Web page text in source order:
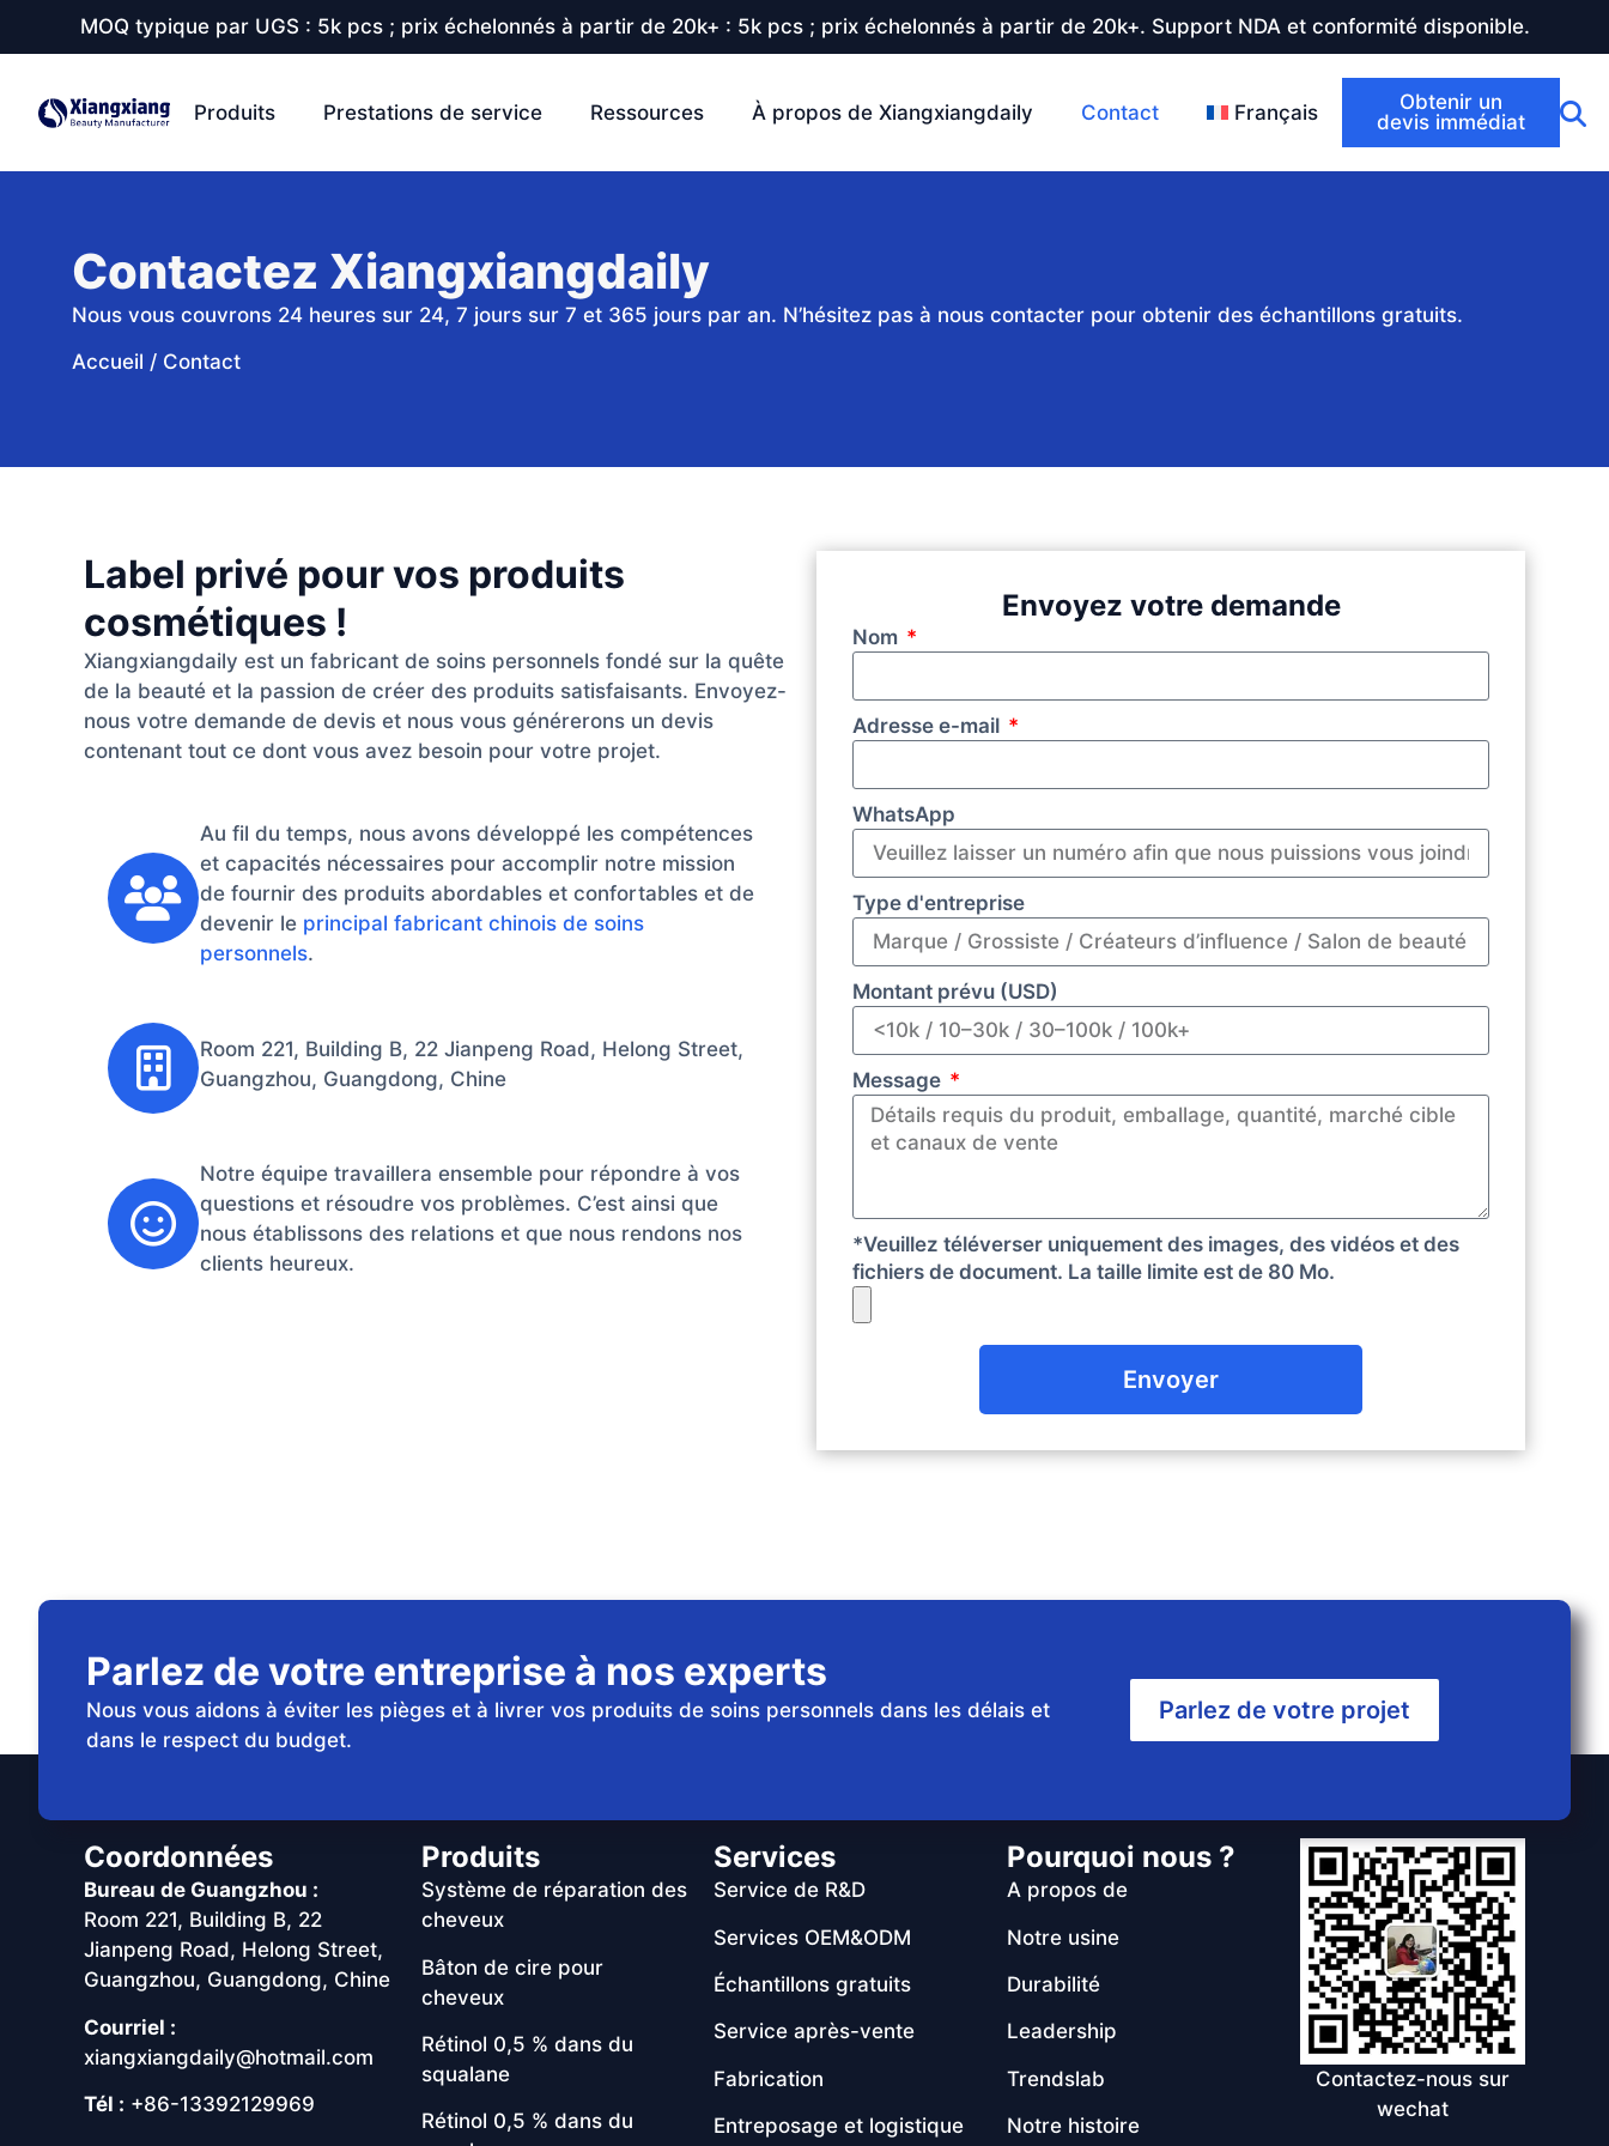
MOQ typique par UGS : 5k pcs ; prix échelonnés à partir de 20k+ : 5k pcs ; prix échelonnés à partir de 20k+. Support NDA et conformité disponible.
Produits Prestations de service Ressources À propos de Xiangxiangdaily Contact Français
Obtenir un
devis immédiat
Contactez Xiangxiangdaily
Nous vous couvrons 24 heures sur 24, 7 jours sur 7 et 365 jours par an. N’hésitez pas à nous contacter pour obtenir des échantillons gratuits.
Accueil / Contact
Label privé pour vos produits
cosmétiques !
Xiangxiangdaily est un fabricant de soins personnels fondé sur la quête
de la beauté et la passion de créer des produits satisfaisants. Envoyez-
nous votre demande de devis et nous vous générerons un devis
contenant tout ce dont vous avez besoin pour votre projet.
Au fil du temps, nous avons développé les compétences
et capacités nécessaires pour accomplir notre mission
de fournir des produits abordables et confortables et de
devenir le principal fabricant chinois de soins
personnels.
Room 221, Building B, 22 Jianpeng Road, Helong Street,
Guangzhou, Guangdong, Chine
Notre équipe travaillera ensemble pour répondre à vos
questions et résoudre vos problèmes. C’est ainsi que
nous établissons des relations et que nous rendons nos
clients heureux.
Envoyez votre demande
Nom
Adresse e-mail
WhatsApp
Type d'entreprise
Montant prévu (USD)
Message
*Veuillez téléverser uniquement des images, des vidéos et des
fichiers de document. La taille limite est de 80 Mo.
Envoyer
Parlez de votre entreprise à nos experts
Nous vous aidons à éviter les pièges et à livrer vos produits de soins personnels dans les délais et
dans le respect du budget.
Parlez de votre projet
Coordonnées
Bureau de Guangzhou :
Room 221, Building B, 22
Jianpeng Road, Helong Street,
Guangzhou, Guangdong, Chine
Courriel :
xiangxiangdaily@hotmail.com
Tél : +86-13392129969
Produits
Système de réparation des
cheveux
Bâton de cire pour
cheveux
Rétinol 0,5 % dans du
squalane
Rétinol 0,5 % dans du
Services
Service de R&D
Services OEM&ODM
Échantillons gratuits
Service après-vente
Fabrication
Entreposage et logistique
Pourquoi nous ?
A propos de
Notre usine
Durabilité
Leadership
Trendslab
Notre histoire
Contactez-nous sur
wechat